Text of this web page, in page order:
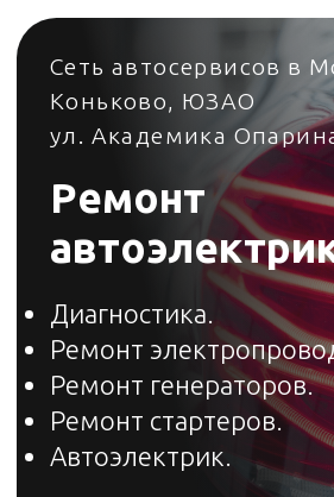
Ремонт электропроводки.
Ремонт генераторов.
Ремонт стартеров.
Автоэлектрик.
Ремонт
автоэлектрики
Коньково, ЮЗАО
ул. Академика Опарина, д.5
+7 495 023-23-23